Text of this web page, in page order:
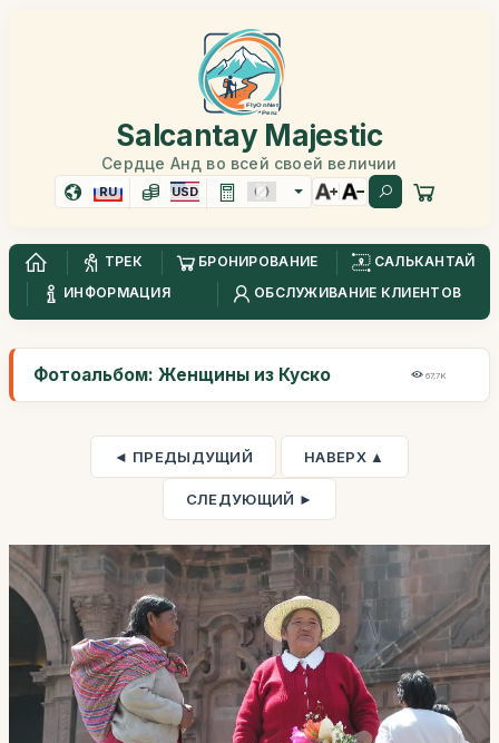
Salcantay Majestic
Сердце Анд во всей своей величии
RU USD
ТРЕК БРОНИРОВАНИЕ
САЛЬКАНТАЙ
ИНФОРМАЦИЯ
ОБСЛУЖИВАНИЕ КЛИЕНТОВ
Фотоальбом: Женщины из Куско 67,7K
◄ ПРЕДЫДУЩИЙ НАВЕРХ ▲
СЛЕДУЮЩИЙ ►